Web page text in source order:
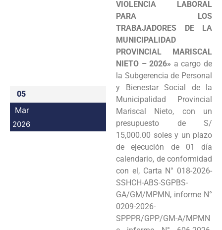
05
Mar
2026
VIOLENCIA LABORAL
PARA LOS
TRABAJADORES DE LA
MUNICIPALIDAD
PROVINCIAL MARISCAL
NIETO – 2026» a cargo de
la Subgerencia de Personal
y Bienestar Social de la
Municipalidad Provincial
Mariscal Nieto, con un
presupuesto de S/
15,000.00 soles y un plazo
de ejecución de 01 día
calendario, de conformidad
con el, Carta N° 018-2026-
SSHCH-ABS-SGPBS-
GA/GM/MPMN, informe N°
0209-2026-
SPPPR/GPP/GM-A/MPMN